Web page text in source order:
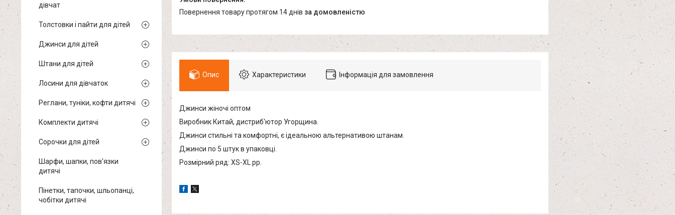
повернення товару протягом 14 днів за домовленістю
Опис Характеристики Інформація для замовлення
Джинси жіночі оптом
Виробник Китай, дистриб'ютор Угорщина.
Джинси стильні та комфортні, є ідеальною альтернативою штанам.
Джинси по 5 штук в упаковці.
Розмірний ряд: XS-XL pp.
дівчат
Толстовки і пайти для дітей
Джинси для дітей
Штани для дітей
Лосини для дівчаток
Реглани, туніки, кофти дитячі
Комплекти дитячі
Сорочки для дітей
Шарфи, шапки, пов'язки
дитячі
Пінетки, тапочки, шльопанці,
чобітки дитячі